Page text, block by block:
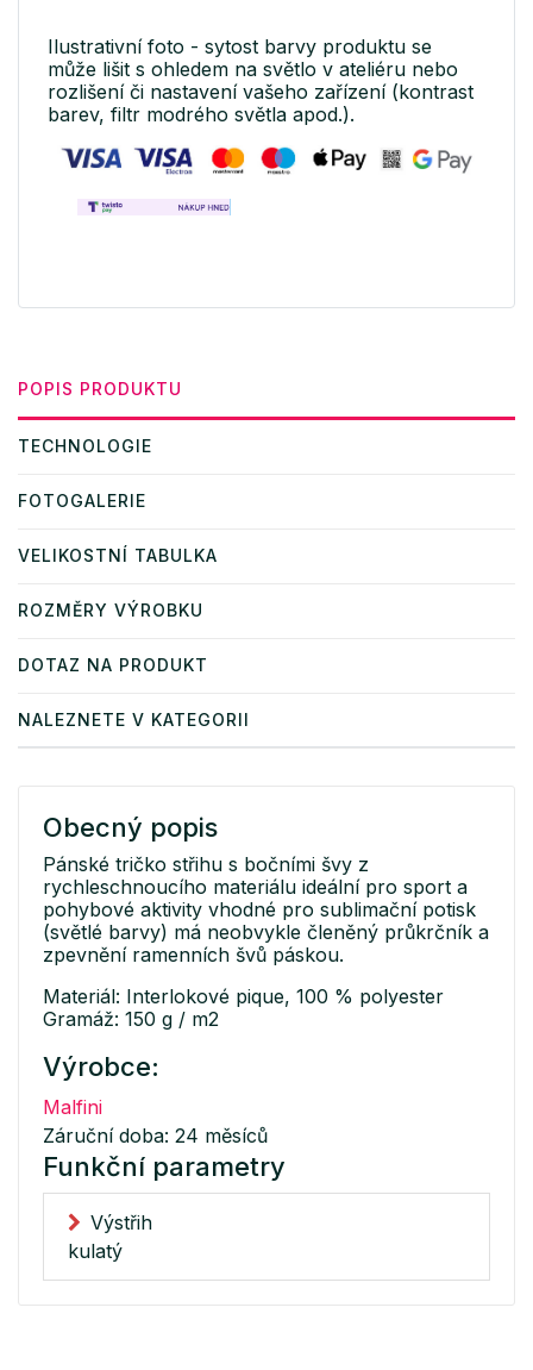
Ilustrativní foto - sytost barvy produktu se
může lišit s ohledem na světlo v ateliéru nebo
rozlišení či nastavení vašeho zařízení (kontrast
barev, filtr modrého světla apod.).
POPIS PRODUKTU
TECHNOLOGIE
FOTOGALERIE
VELIKOSTNÍ TABULKA
ROZMĚRY VÝROBKU
DOTAZ NA PRODUKT
NALEZNETE V KATEGORII
Obecný popis
Pánské tričko střihu s bočními švy z
rychleschnoucího materiálu ideální pro sport a
pohybové aktivity vhodné pro sublimační potisk
(světlé barvy) má neobvykle členěný průkrčník a
zpevnění ramenních švů páskou.
Materiál: Interlokové pique, 100 % polyester
Gramáž: 150 g / m2
Výrobce:
Malfini
Záruční doba: 24 měsíců
Funkční parametry
Výstřih
kulatý